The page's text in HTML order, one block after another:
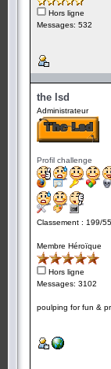
Hors ligne
Messages: 532
the lsd
Administrateur
Profil challenge
Classement : 199/
Membre Héroïque
Hors ligne
Messages: 3102
poulping for fun &